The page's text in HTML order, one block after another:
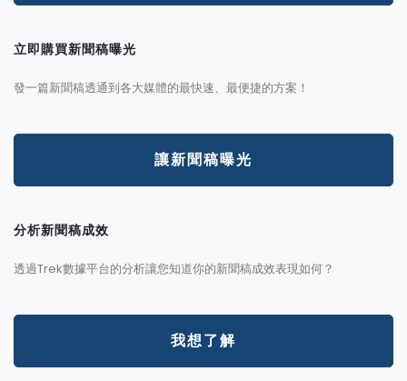
立即購買新聞稿曝光
發一篇新聞稿透通到各大媒體的最快速、最便捷的方案！
讓新聞稿曝光
分析新聞稿成效
透過Trek數據平台的分析讓您知道你的新聞稿成效表現如何？
我想了解